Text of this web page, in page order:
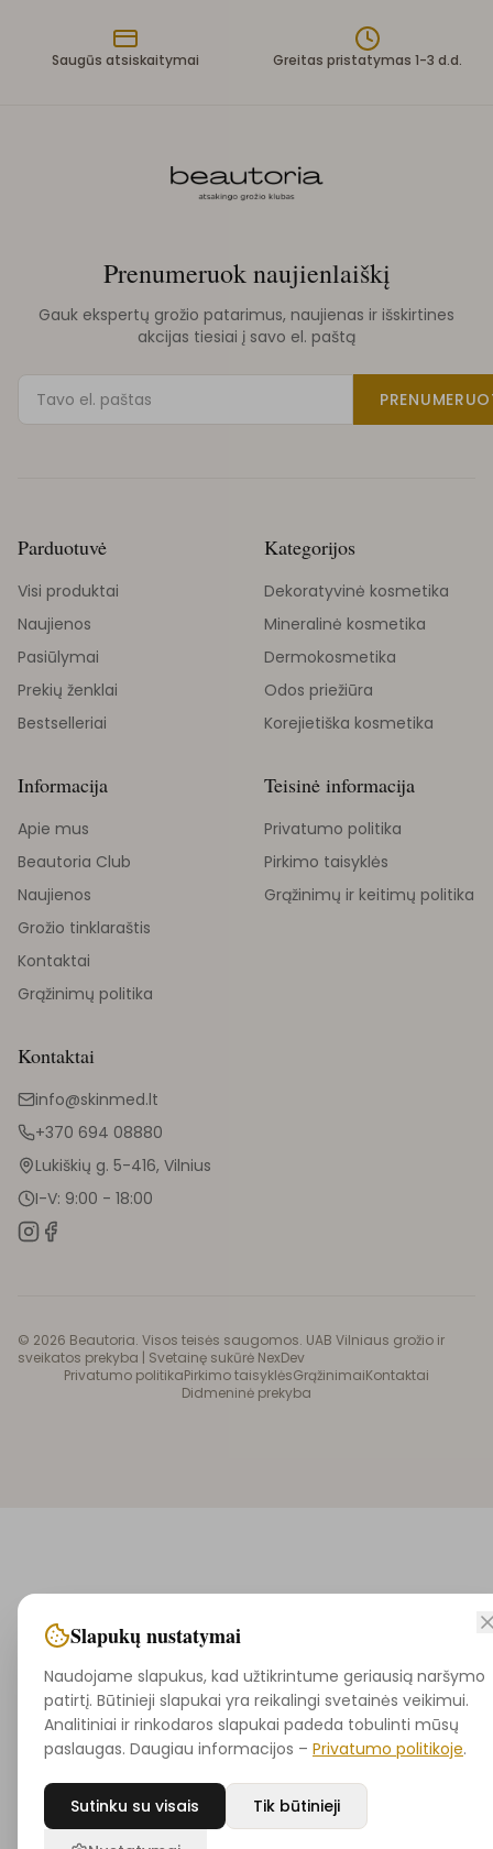
Saugūs atsiskaitymai Greitas pristatymas 1-3 d.d.
Prenumeruok naujienlaiškį
Gauk ekspertų grožio patarimus, naujienas ir išskirtines
akcijas tiesiai į savo el. paštą
Parduotuvė
Visi produktai
Naujienos
Pasiūlymai
Prekių ženklai
Bestselleriai
Kategorijos
Dekoratyvinė kosmetika
Mineralinė kosmetika
Dermokosmetika
Odos priežiūra
Korejietiška kosmetika
Informacija
Apie mus
Beautoria Club
Naujienos
Grožio tinklaraštis
Kontaktai
Grąžinimų politika
Teisinė informacija
Privatumo politika
Pirkimo taisyklės
Grąžinimų ir keitimų politika
Kontaktai
info@skinmed.lt
+370 694 08880
Lukiškių g. 5-416, Vilnius
I-V: 9:00 - 18:00
© 2026 Beautoria. Visos teisės saugomos. UAB Vilniaus grožio ir
sveikatos prekyba | Svetainę sukūrė NexDev
Privatumo politikaPirkimo taisyklėsGrąžinimaiKontaktai
Didmeninė prekyba
Slapukų nustatymai
Naudojame slapukus, kad užtikrintume geriausią naršymo
patirtį. Būtinieji slapukai yra reikalingi svetainės veikimui.
Analitiniai ir rinkodaros slapukai padeda tobulinti mūsų
paslaugas. Daugiau informacijos – Privatumo politikoje.
Sutinku su visais Tik būtinieji